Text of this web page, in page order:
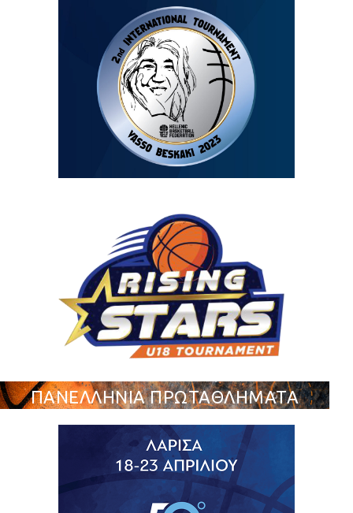
ΠΑΝΕΛΛΗΝΙΑ ΠΡΩΤΑΘΛΗΜΑΤΑ